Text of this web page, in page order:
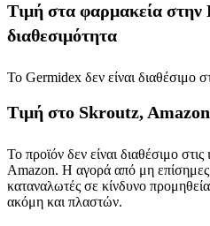
Τιμή στα φαρμακεία στην
διαθεσιμότητα
Το Germidex δεν είναι διαθέσιμο
Τιμή στο Skroutz, Amazon
Το προϊόν δεν είναι διαθέσιμο
Amazon. Η αγορά από μη επίσημες
καταναλωτές σε κίνδυνο
ακόμη και πλαστών.